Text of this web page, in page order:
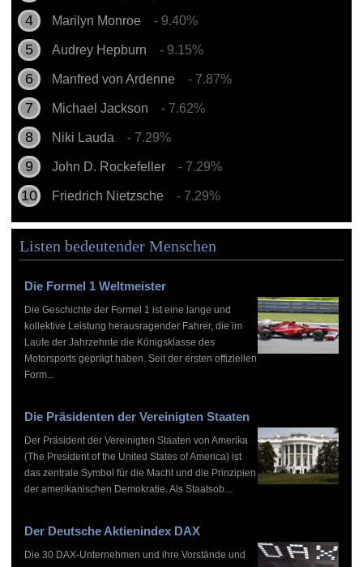
Marilyn Monroe - 9.40%
Audrey Hepburn - 9.15%
Manfred von Ardenne - 7.87%
Michael Jackson - 7.62%
Niki Lauda - 7.29%
John D. Rockefeller - 7.29%
Friedrich Nietzsche - 7.29%
Listen bedeutender Menschen
Die Formel 1 Weltmeister
Die Geschichte der Formel 1 ist eine lange und
kollektive Leistung herausragender Fahrer, die im
Laufe der Jahrzehnte die Königsklasse des
Motorsports geprägt haben. Seit der ersten offiziellen
Form...
Die Präsidenten der Vereinigten Staaten
Der Präsident der Vereinigten Staaten von Amerika
(The President of the United States of America) ist
das zentrale Symbol für die Macht und die Prinzipien
der amerikanischen Demokratie. Als Staatsob...
Der Deutsche Aktienindex DAX
Die 30 DAX-Unternehmen und ihre Vorstände und